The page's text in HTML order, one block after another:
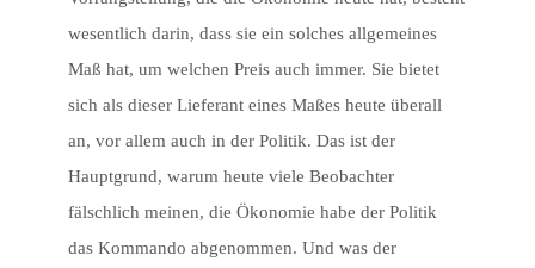
wesentlich darin, dass sie ein solches allgemeines
Maß hat, um welchen Preis auch immer. Sie bietet
sich als dieser Lieferant eines Maßes heute überall
an, vor allem auch in der Politik. Das ist der
Hauptgrund, warum heute viele Beobachter
fälschlich meinen, die Ökonomie habe der Politik
das Kommando abgenommen. Und was der